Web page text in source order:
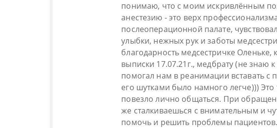
понимаю, что с моим искривлённым
анестезию - это верх
послеоперационной палате,
улыбки, нежных рук и заботы
благодарность медсестричке
выписки 17.07.21г., медбрату (не знаю
помогал нам в реанимации вставать с
его шутками было намного легче)))
повезло лично общаться. При
же сталкиваешься с внимательным и
помочь и решить проблемы